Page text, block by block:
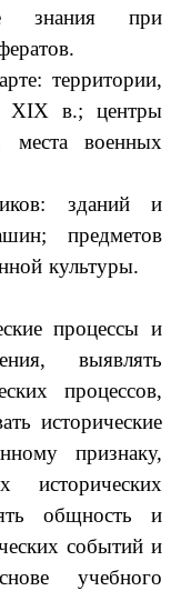
знания при
территории,
XIX в.; центры
места военных
зданий и
предметов
культуры.
процессы и
выявлять
процессов,
исторические
признаку,
исторических
общность и
событий и
учебного